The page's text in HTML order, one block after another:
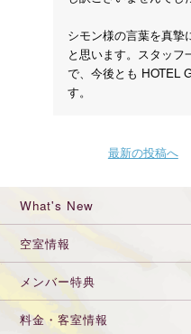
シモン様の言葉を真摯
と思います。スタッ
で、今後とも HOTEL
す。
最新の投稿へ
What's New
空室情報
メンバー特典
料金・客室情報